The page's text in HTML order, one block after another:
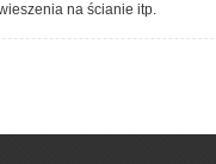
na ścianie itp.